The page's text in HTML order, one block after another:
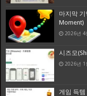
마지막
Moment)
2026년 4
시즈모
2026년 1
게임 득